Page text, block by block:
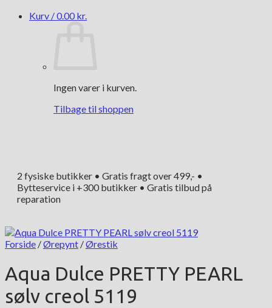
Kurv /0.00 kr.
Ingen varer i kurven.
Tilbage til shoppen
2 fysiske butikker • Gratis fragt over 499,- •
Bytteservice i +300 butikker • Gratis tilbud på
reparation
Forside /Ørepynt /Ørestik
Aqua Dulce PRETTY PEARL
sølv creol 5119